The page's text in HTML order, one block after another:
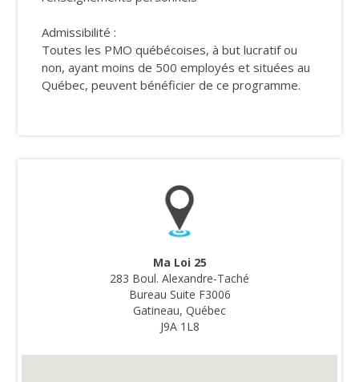
Admissibilité :
Toutes les PMO québécoises, à but lucratif ou
non, ayant moins de 500 employés et situées au
Québec, peuvent bénéficier de ce programme.
Ma Loi 25
283 Boul. Alexandre-Taché
Bureau Suite F3006
Gatineau, Québec
J9A 1L8